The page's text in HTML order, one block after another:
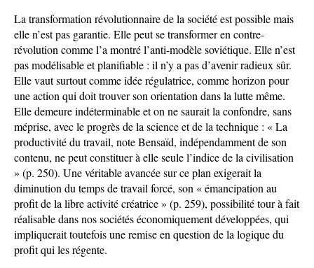
La transformation révolutionnaire de la société est possible mais
elle n’est pas garantie. Elle peut se transformer en contre-
révolution comme l’a montré l’anti-modèle soviétique. Elle n’est
pas modélisable et planifiable : il n’y a pas d’avenir radieux sûr.
Elle vaut surtout comme idée régulatrice, comme horizon pour
une action qui doit trouver son orientation dans la lutte même.
Elle demeure indéterminable et on ne saurait la confondre, sans
méprise, avec le progrès de la science et de la technique : « La
productivité du travail, note Bensaïd, indépendamment de son
contenu, ne peut constituer à elle seule l’indice de la civilisation
» (p. 250). Une véritable avancée sur ce plan exigerait la
diminution du temps de travail forcé, son « émancipation au
profit de la libre activité créatrice » (p. 259), possibilité tour à fait
réalisable dans nos sociétés économiquement développées, qui
impliquerait toutefois une remise en question de la logique du
profit qui les régente.